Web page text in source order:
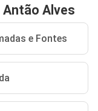
Alves
e Fontes